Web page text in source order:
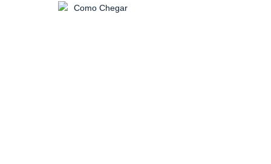
Como Chegar